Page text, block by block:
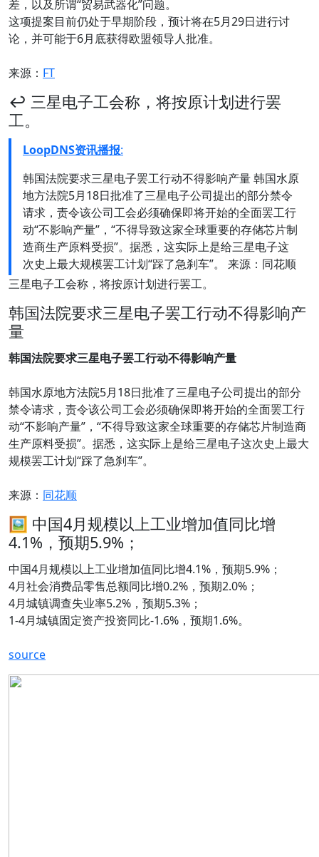
差，以及所谓“贸易武器化”问题。
这项提案目前仍处于早期阶段，预计将在5月29日进行讨
论，并可能于6月底获得欧盟领导人批准。
来源： FT
↩️ 三星电子工会称，将按原计划进行罢
工。
LoopDNS资讯播报:
韩国法院要求三星电子罢工行动不得影响产量 韩国水原
地方法院5月18日批准了三星电子公司提出的部分禁令
请求，责令该公司工会必须确保即将开始的全面罢工行
动“不影响产量”，“不得导致这家全球重要的存储芯片制
造商生产原料受损”。据悉，这实际上是给三星电子这
次史上最大规模罢工计划“踩了急刹车”。 来源：同花顺
三星电子工会称，将按原计划进行罢工。
韩国法院要求三星电子罢工行动不得影响产
量
韩国法院要求三星电子罢工行动不得影响产量
韩国水原地方法院5月18日批准了三星电子公司提出的部分
禁令请求，责令该公司工会必须确保即将开始的全面罢工行
动“不影响产量”，“不得导致这家全球重要的存储芯片制造商
生产原料受损”。据悉，这实际上是给三星电子这次史上最大
规模罢工计划“踩了急刹车”。
来源： 同花顺
🖼 中国4月规模以上工业增加值同比增
4.1%，预期5.9%；
中国4月规模以上工业增加值同比增4.1%，预期5.9%；
4月社会消费品零售总额同比增0.2%，预期2.0%；
4月城镇调查失业率5.2%，预期5.3%；
1-4月城镇固定资产投资同比-1.6%，预期1.6%。
source